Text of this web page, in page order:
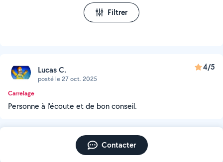
Filtrer
Lucas C.
posté le 27 oct. 2025
4/5
Carrelage
Personne à l'écoute et de bon conseil.
Contacter